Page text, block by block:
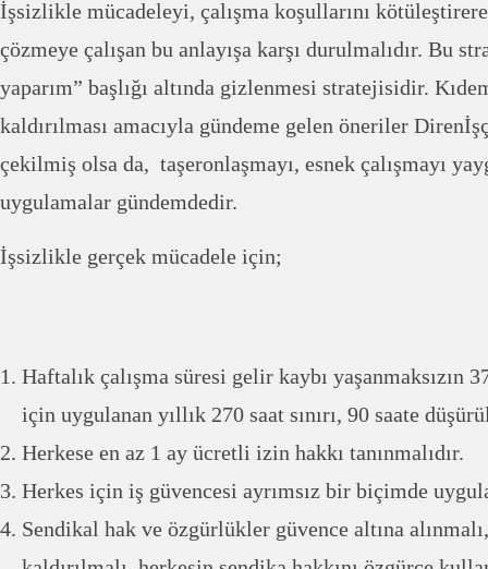
İşsizlikle mücadeleyi, çalışma koşullarını
çözmeye çalışan bu anlayışa karşı durulmalıdır. Bu
yaparım” başlığı altında gizlenmesi stratejisidir.
kaldırılması amacıyla gündeme gelen öneriler
çekilmiş olsa da, taşeronlaşmayı, esnek çalışmayı
uygulamalar gündemdedir.
İşsizlikle gerçek mücadele için;
Haftalık çalışma süresi gelir kaybı yaşanmaksızın
için uygulanan yıllık 270 saat sınırı, 90 saate
Herkese en az 1 ay ücretli izin hakkı tanınmalıdır.
Herkes için iş güvencesi ayrımsız bir biçimde
Sendikal hak ve özgürlükler güvence altına